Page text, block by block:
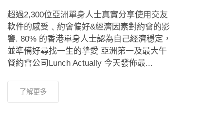
超過2,300位亞洲單身人士真實分享使用交友
軟件的感受﹑約會偏好&經濟因素對約會的影
響. 80% 的香港單身人士認為自己經濟穩定，
並準備好尋找一生的摯愛 亞洲第一及最大午
餐約會公司Lunch Actually 今天發佈最...
了解更多